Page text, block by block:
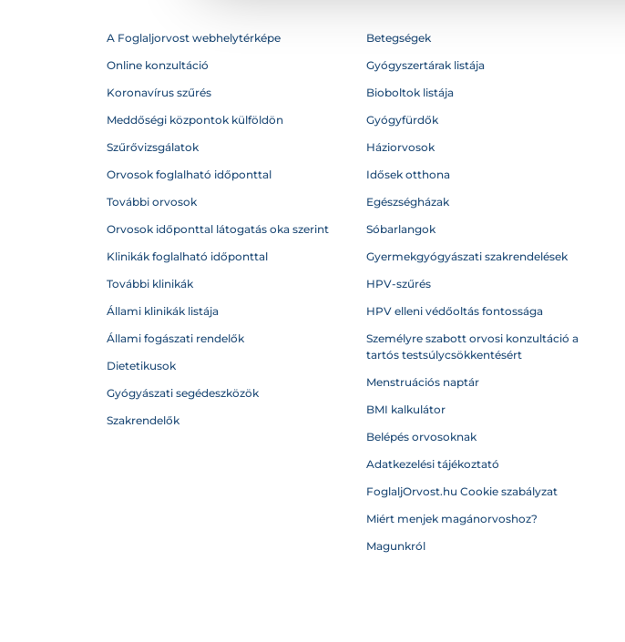
A Foglaljorvost webhelytérképe
Online konzultáció
Koronavírus szűrés
Meddőségi központok külföldön
Szűrővizsgálatok
Orvosok foglalható időponttal
További orvosok
Orvosok időponttal látogatás oka szerint
Klinikák foglalható időponttal
További klinikák
Állami klinikák listája
Állami fogászati rendelők
Dietetikusok
Gyógyászati segédeszközök
Szakrendelők
Betegségek
Gyógyszertárak listája
Bioboltok listája
Gyógyfürdők
Háziorvosok
Idősek otthona
Egészségházak
Sóbarlangok
Gyermekgyógyászati szakrendelések
HPV-szűrés
HPV elleni védőoltás fontossága
Személyre szabott orvosi konzultáció a
tartós testsúlycsökkentésért
Menstruációs naptár
BMI kalkulátor
Belépés orvosoknak
Adatkezelési tájékoztató
FoglaljOrvost.hu Cookie szabályzat
Miért menjek magánorvoshoz?
Magunkról